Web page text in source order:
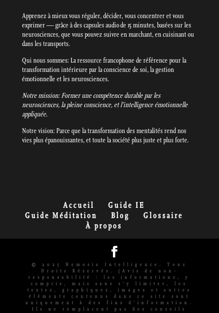
Apprenez à mieux vous réguler, décider, vous concentrer et vous
exprimer — grâce à des capsules audio de 15 minutes, basées sur les
neurosciences, que vous pouvez suivre en marchant, en cuisinant ou
dans les transports.
Qui nous sommes: La ressource francophone de référence pour la
transformation intérieure par la conscience de soi, la gestion
émotionnelle et les neurosciences.
Notre mission: Former une compétence durable par les
neurosciences, la pleine conscience, et l’intelligence émotionnelle
appliquée.
Notre vision: Parce que la transformation des mentalités rend nos
vies plus épanouissantes, et toute la société plus juste et plus forte.
Accueil
Guide IE
Guide Méditation
Blog
Glossaire
À propos
© 2025 Nemosia Intelligence. Tous
Droits Réservés. (Avis de non-
responsabilité : les informations, y
compris, mais sans s'y limiter, les
textes, graphiques, images et autres
éléments contenus dans ce site sont
uniquement à des fins d'information.
Ils ne remplacent pas des conseils